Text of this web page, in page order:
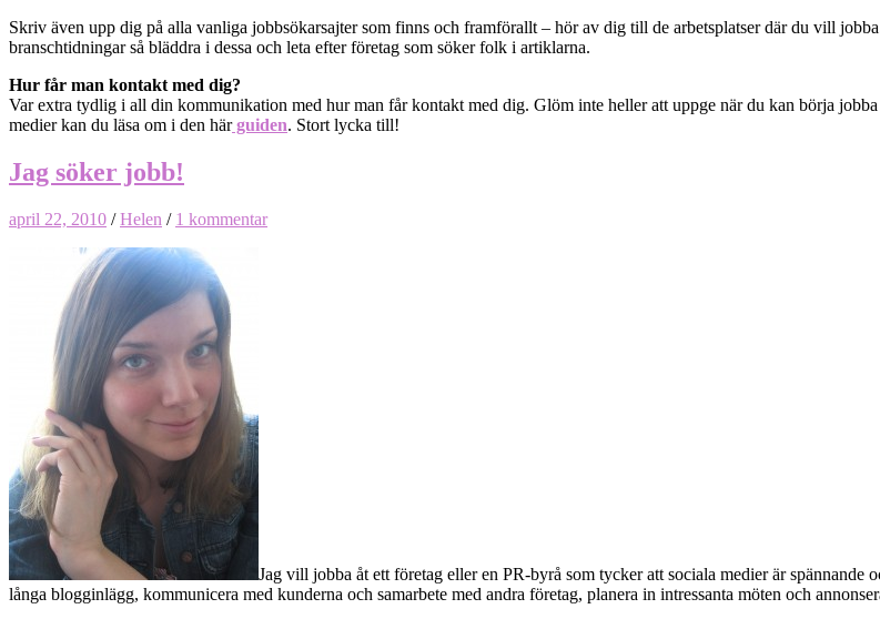
Skriv även upp dig på alla vanliga jobbsökarsajter som finns och framförallt – hör av dig till de arbetsplatser där du vill
branschtidningar så bläddra i dessa och leta efter företag som söker folk i artiklarna.
Hur får man kontakt med dig?
Var extra tydlig i all din kommunikation med hur man får kontakt med dig. Glöm inte heller att uppge när du kan börja
medier kan du läsa om i den härguiden. Stort lycka till!
Jag söker jobb!
april 22, 2010 /Helen / 1 kommentar
Jag vill jobba åt ett företag eller en PR-byrå som tycker att sociala medier är
långa blogginlägg, kommunicera med kunderna och samarbete med andra företag, planera in intressanta möten och